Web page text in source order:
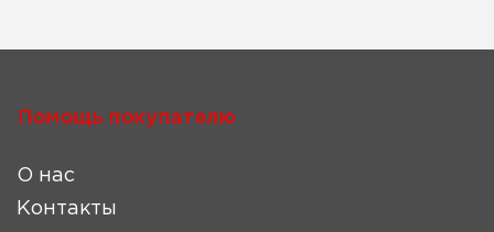
Помощь покупателю
О нас
Контакты